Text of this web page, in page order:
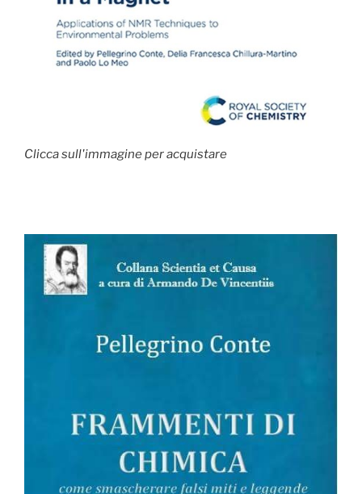
Clicca sull'immagine per acquistare